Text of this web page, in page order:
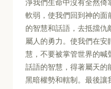
淨我們生命中沒有全然倚
軟弱，使我們回到神的面
的智慧和話語，去抵擋仇
屬人的勇力。使我們在安
慧，不要被掌管世界的喊
話語的智慧，得著屬天的
黑暗權勢和轄制。最後讓